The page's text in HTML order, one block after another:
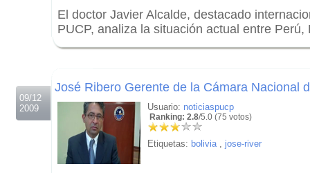
El doctor Javier Alcalde, destacado
PUCP, analiza la situación actual entre Perú,
09/12
2009
José Ribero Gerente de la Cámara Nacional
Usuario: noticiaspucp
Ranking: 2.8/5.0 (75 votos)
Etiquetas: bolivia, jose-river